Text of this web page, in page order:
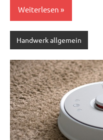
Weiterlesen
Handwerk allgemein